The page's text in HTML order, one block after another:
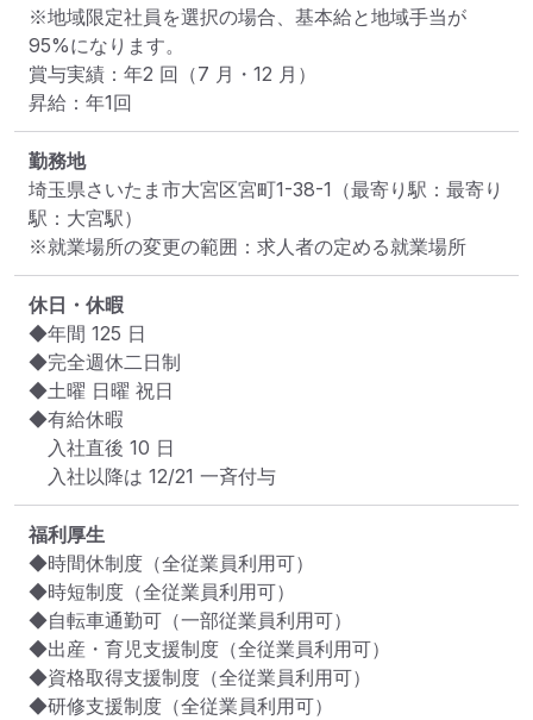
※地域限定社員を選択の場合、基本給と地域手当が
95%になります。
賞与実績：年2 回（7 月・12 月）
昇給：年1回
勤務地
埼玉県さいたま市大宮区宮町1-38-1 （最寄り駅：最寄り
駅：大宮駅）
※就業場所の変更の範囲：求人者の定める就業場所
休日・休暇
◆年間 125 日
◆完全週休二日制
◆土曜 日曜 祝日
◆有給休暇
入社直後 10 日
入社以降は 12/21 一斉付与
福利厚生
◆時間休制度（全従業員利用可）
◆時短制度（全従業員利用可）
◆自転車通勤可（一部従業員利用可）
◆出産・育児支援制度（全従業員利用可）
◆資格取得支援制度（全従業員利用可）
◆研修支援制度（全従業員利用可）